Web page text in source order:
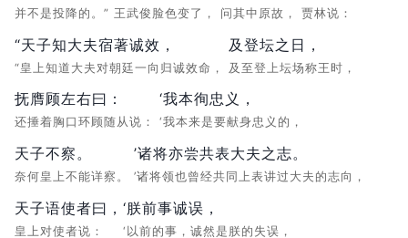
并不是投降的。” 王武俊脸色变了， 问其中原故， 贾林说：
“天子知大夫宿著诚效，
“皇上知道大夫对朝廷一向归诚效命，
及登坛之日，
及至登上坛场称王时，
抚膺顾左右曰：
还捶着胸口环顾随从说：
‘我本徇忠义，
‘我本来是要献身忠义的，
天子不察。
奈何皇上不能详察。
’诸将亦尝共表大夫之志。
’诸将领也曾经共同上表讲过大夫的志向，
天子语使者曰，
皇上对使者说：
‘朕前事诚误，
‘以前的事，诚然是朕的失误，